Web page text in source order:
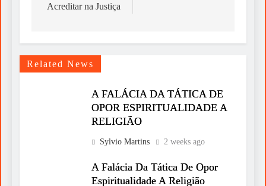
Acreditar na Justiça
Related News
A FALÁCIA DA TÁTICA DE
OPOR ESPIRITUALIDADE A
RELIGIÃO
Sylvio Martins 2 weeks ago
A Falácia Da Tática De Opor
Espiritualidade A Religião